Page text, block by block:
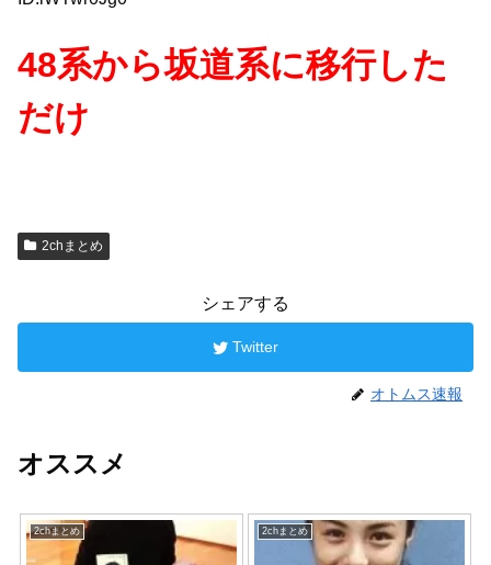
48系から坂道系に移行した
だけ
2chまとめ
シェアする
Twitter
オトムス速報
オススメ
2chまとめ 2chまとめ